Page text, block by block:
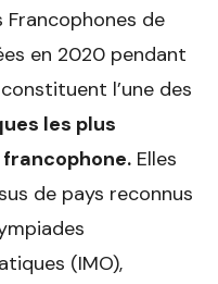
Francophones de
en 2020 pendant
l’une des
les plus
Elles
de pays reconnus
(IMO),